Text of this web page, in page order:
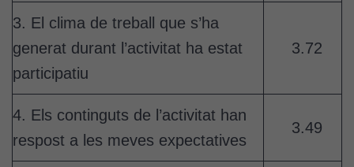
3. El clima de treball que s’ha
generat durant l’activitat ha estat
participatiu
3.72
4. Els continguts de l’activitat han
respost a les meves expectatives
3.49